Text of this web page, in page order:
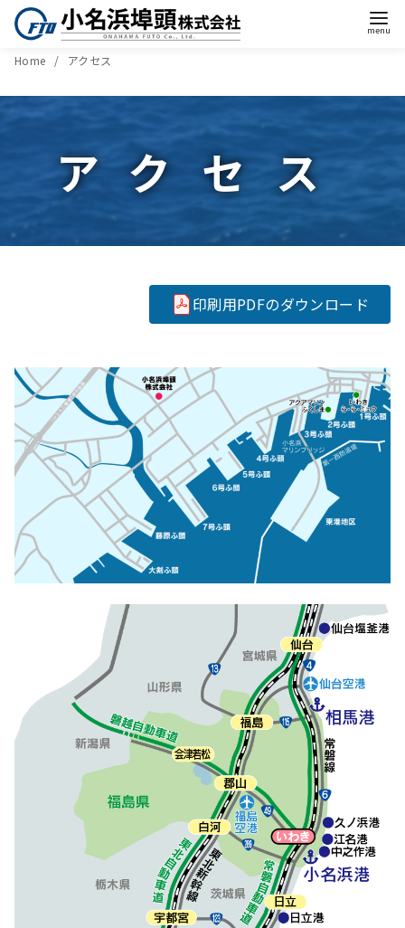
Home アクセス
アクセス
印刷用PDFのダウンロード